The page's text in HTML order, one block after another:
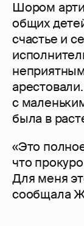
Шором
общих
счастье и
с
была в
«Это
что
Для меня
сообщала